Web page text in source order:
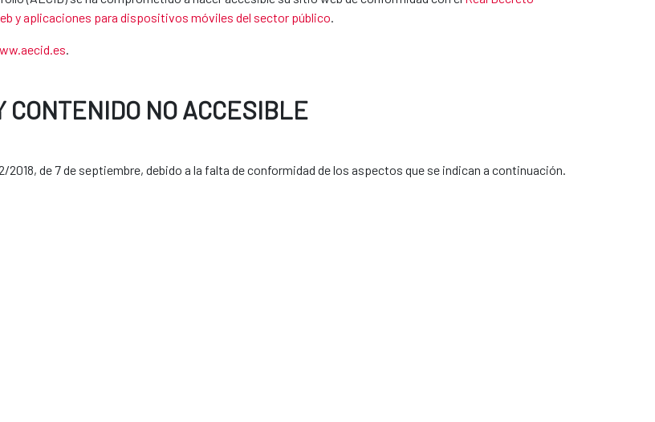
y aplicaciones para dispositivos móviles del sector público
NO ACCESIBLE
de 7 de septiembre, debido a la falta de conformidad de los aspectos que se indican a continuación.